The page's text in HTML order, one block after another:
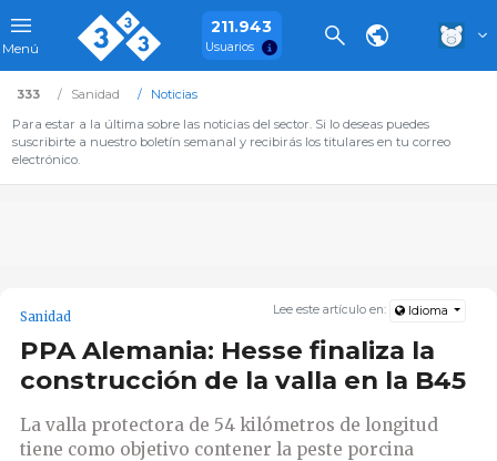
Menú
211.943
Usuarios
333 Sanidad
Noticias
Para estar a la última sobre las noticias del sector. Si lo deseas puedes
suscribirte a nuestro boletín semanal y recibirás los titulares en tu correo
electrónico.
Lee este artículo en: Idioma
Sanidad
PPA Alemania: Hesse finaliza la
construcción de la valla en la B45
La valla protectora de 54 kilómetros de longitud
tiene como objetivo contener la peste porcina